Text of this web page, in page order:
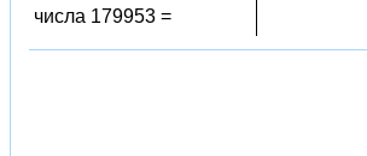
числа 179953 =